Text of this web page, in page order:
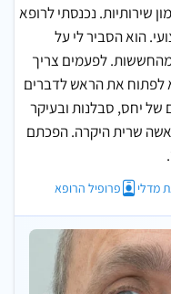
שירותיות. נכנסתי לרופא
הוא הסביר לי על
מהחששות. לפעמים צריך
לפתוח את הראש לדברים
של יחס, סבלנות ובעיקר
שרית היקרה. הפכתם
מדלי פרופיל הרופא